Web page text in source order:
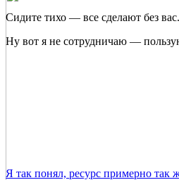
Сидите тихо — все сделают без вас.
Ну вот я не сотрудничаю —
Я так понял, ресурс примерно так